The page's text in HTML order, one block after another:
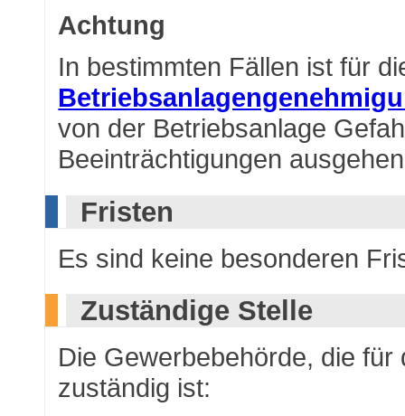
Achtung
In bestimmten Fällen ist für
von der Betriebsanlage
Beeinträchtigungen
Fristen
Es sind keine besonderen
Zuständige Stelle
Die Gewerbebehörde, die
zuständig ist: